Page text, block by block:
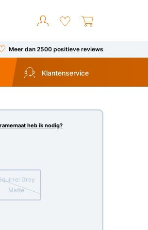
Meer dan 2500 positieve reviews
Klantenservice
heb ik nodig?
Grey
Matte